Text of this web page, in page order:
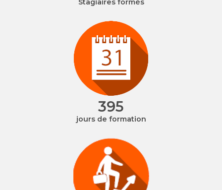
Stagiaires formés
477
jours de formation